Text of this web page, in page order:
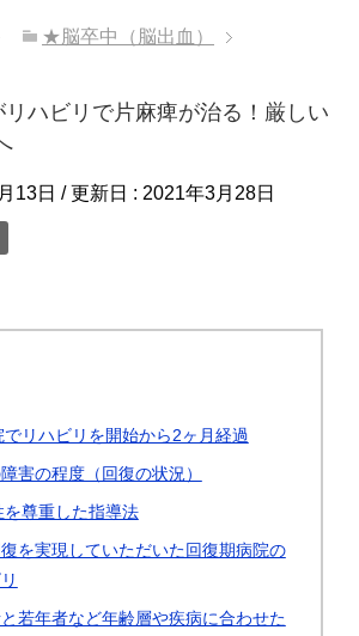
★脳卒中（脳出血）
リハビリで片麻痺が治る！厳しい
13日 / 更新日 : 2021年3月28日
でリハビリを開始から2ヶ月経過
害の程度（回復の状況）
を尊重した指導法
を実現していただいた回復期病院の
若年者など年齢層や疾病に合わせた